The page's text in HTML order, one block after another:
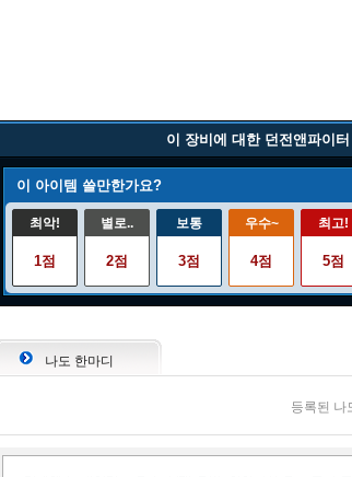
이 장비에 대한 던전앤파이
이 아이템 쓸만한가요?
최악!
1점
별로..
2점
보통
3점
우수~
4점
최고!
5점
나도 한마디
등록된 나